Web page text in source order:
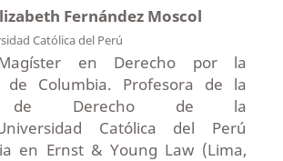
Fernández Moscol
Católica del Perú
en Derecho por la
de Columbia. Profesora de la
de Derecho de la
Católica del Perú
en Ernst & Young Law (Lima,